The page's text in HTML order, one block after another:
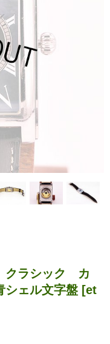
クラシック カ
ェル文字盤 [et